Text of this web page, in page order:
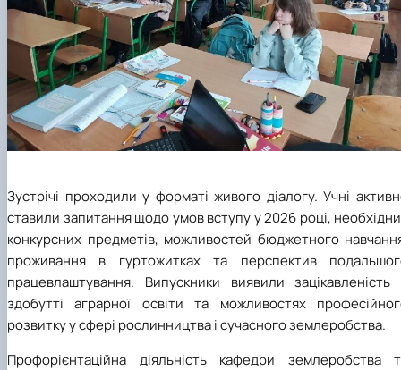
Зустрічі проходили у форматі живого діалогу. Учні
ставили запитання щодо умов вступу у 2026 році,
конкурсних предметів, можливостей бюджетного
проживання в гуртожитках та перспектив
працевлаштування. Випускники виявили зацікавленість
здобутті аграрної освіти та можливостях
розвитку у сфері рослинництва і сучасного землеробства.
Профорієнтаційна діяльність кафедри землеробства